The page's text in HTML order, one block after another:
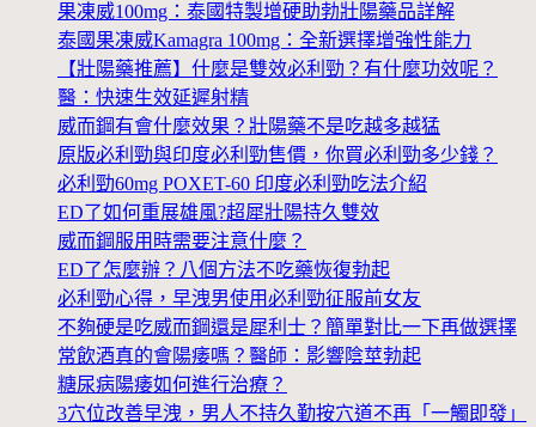
果凍威100mg：泰國特製增硬助勃壯陽藥品詳解
泰國果凍威Kamagra 100mg：全新選擇增強性能力
【壯陽藥推薦】什麼是雙效必利勁？有什麼功效呢？
醫：快速生效延遲射精
威而鋼有會什麼效果？壯陽藥不是吃越多越猛
原版必利勁與印度必利勁售價，你買必利勁多少錢？
必利勁60mg POXET-60 印度必利勁吃法介紹
ED了如何重展雄風?超犀壯陽持久雙效
威而鋼服用時需要注意什麼？
ED了怎麼辦？八個方法不吃藥恢復勃起
必利勁心得，早洩男使用必利勁征服前女友
不夠硬是吃威而鋼還是犀利士？簡單對比一下再做選擇
常飲酒真的會陽痿嗎？醫師：影響陰莖勃起
糖尿病陽痿如何進行治療？
3穴位改善早洩，男人不持久勤按穴道不再「一觸即發」